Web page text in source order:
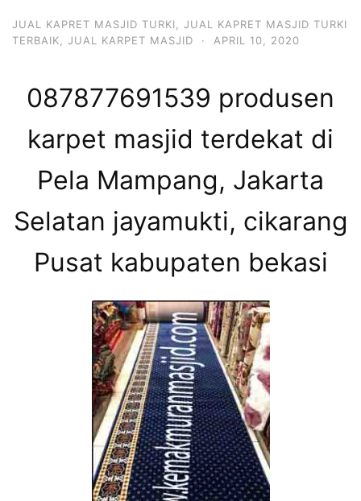
JUAL KAPRET MASJID TURKI
JUAL KAPRET MASJID TURKI
TERBAIK
JUAL KARPET MASJID · APRIL 10, 2020
087877691539 produsen
karpet masjid terdekat di
Pela Mampang, Jakarta
Selatan jayamukti, cikarang
Pusat kabupaten bekasi